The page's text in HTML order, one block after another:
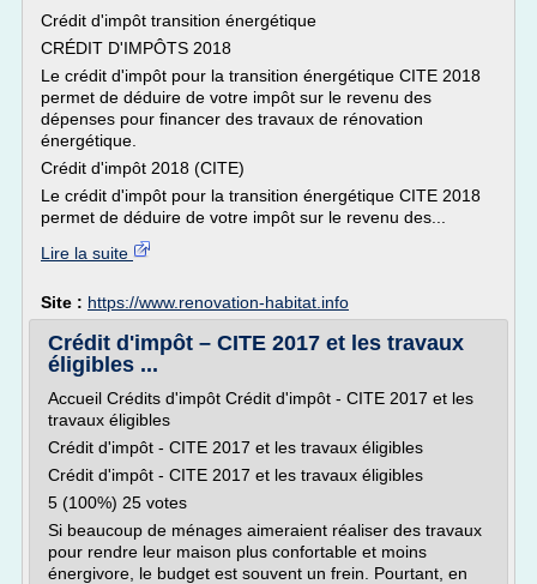
Crédit d'impôt transition énergétique
CRÉDIT D'IMPÔTS 2018
Le crédit d'impôt pour la transition énergétique CITE 2018
permet de déduire de votre impôt sur le revenu des
dépenses pour financer des travaux de rénovation
énergétique.
Crédit d'impôt 2018 (CITE)
Le crédit d'impôt pour la transition énergétique CITE 2018
permet de déduire de votre impôt sur le revenu des...
Lire la suite
Site : https://www.renovation-habitat.info
Crédit d'impôt – CITE 2017 et les travaux
éligibles ...
Accueil Crédits d'impôt Crédit d'impôt - CITE 2017 et les
travaux éligibles
Crédit d'impôt - CITE 2017 et les travaux éligibles
Crédit d'impôt - CITE 2017 et les travaux éligibles
5 (100%) 25 votes
Si beaucoup de ménages aimeraient réaliser des travaux
pour rendre leur maison plus confortable et moins
énergivore, le budget est souvent un frein. Pourtant, en